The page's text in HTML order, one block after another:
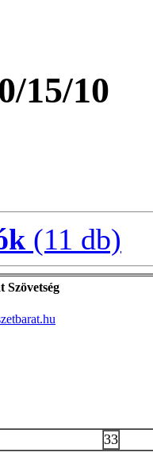
15/10
(11 db)
Szövetség
33